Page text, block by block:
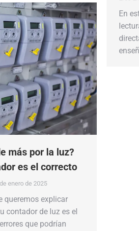
En
más por la luz?
es el correcto
enero de 2025
queremos explicar
contador de luz es el
que podrían